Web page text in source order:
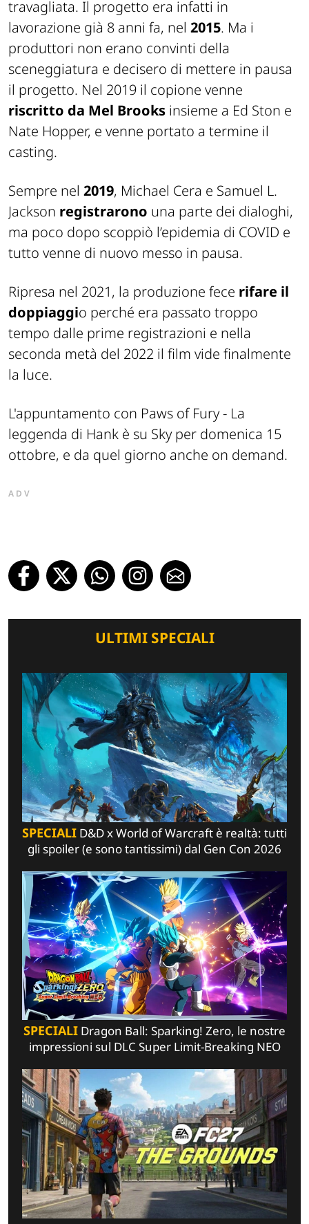
travagliata. Il progetto era infatti in
lavorazione già 8 anni fa, nel 2015. Ma i
produttori non erano convinti della
sceneggiatura e decisero di mettere in pausa
il progetto. Nel 2019 il copione venne
riscritto da Mel Brooks insieme a Ed Ston e
Nate Hopper, e venne portato a termine il
casting.
Sempre nel 2019, Michael Cera e Samuel L.
Jackson registrarono una parte dei dialoghi,
ma poco dopo scoppiò l’epidemia di COVID e
tutto venne di nuovo messo in pausa.
Ripresa nel 2021, la produzione fece rifare il
doppiaggio perché era passato troppo
tempo dalle prime registrazioni e nella
seconda metà del 2022 il film vide finalmente
la luce.
L'appuntamento con Paws of Fury - La
leggenda di Hank è su Sky per domenica 15
ottobre, e da quel giorno anche on demand.
ADV
ULTIMI SPECIALI
SPECIALI D&D x World of Warcraft è realtà: tutti
gli spoiler (e sono tantissimi) dal Gen Con 2026
SPECIALI Dragon Ball: Sparking! Zero, le nostre
impressioni sul DLC Super Limit-Breaking NEO